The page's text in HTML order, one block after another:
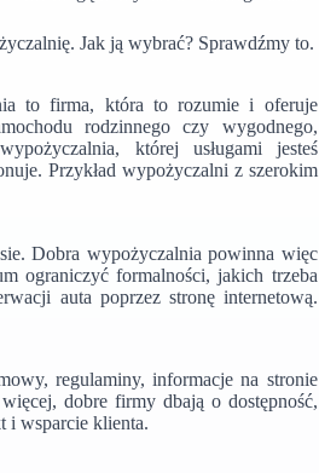
Jak ją wybrać? Sprawdźmy to.
to firma, która to rozumie i oferuje
rodzinnego czy wygodnego,
której usługami jesteś
Przykład wypożyczalni z szerokim
Dobra wypożyczalnia powinna więc
ograniczyć formalności, jakich trzeba
auta poprzez stronę internetową.
regulaminy, informacje na stronie
dobre firmy dbają o dostępność,
i wsparcie klienta.